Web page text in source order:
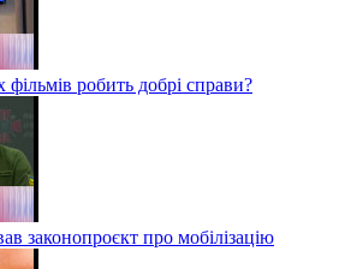
робить добрі справи?
законопроєкт про мобілізацію